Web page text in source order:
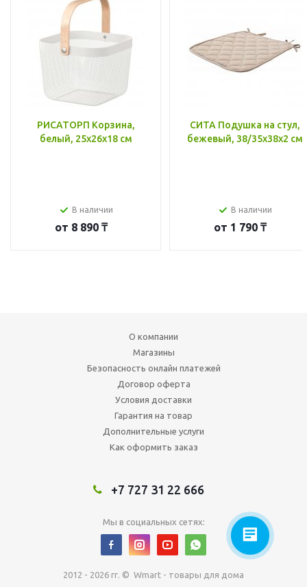
РИСАТОРП Корзина,
белый, 25x26x18 см
В наличии
от 8 890 ₸
СИТА Подушка на стул,
бежевый, 38/35x38x2 см
В наличии
от 1 790 ₸
О компании
Магазины
Безопасность онлайн платежей
Договор оферта
Условия доставки
Гарантия на товар
Дополнительные услуги
Как оформить заказ
+7 727 31 22 666
Мы в социальных сетях:
2012 - 2026 гг. © Wmart - товары для дома